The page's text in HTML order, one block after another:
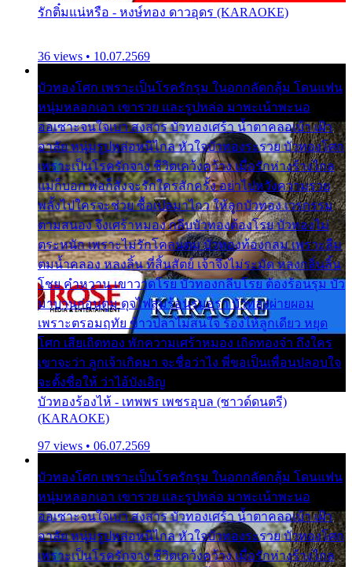
รักติ๋มแน่หรือ - หงษ์ทอง ดาวอุดร (KARAOKE)
36 views • 10.07.2569
บัวทองโศก เพราะเป็นโรครักรุม ในอกกลัดกลุ้ม โดนแฟน
หนุ่มหลอกเอา เขารวย และรูปหล่อ มาพะเน้าพะนอ
ออเซาะจนใจเบา สงสาร บัวทองเศร้า น้ำตาคลอเบ้า เฝ้า
อาลัย หนุ่มรูปหล่อหนีไกล หัวใจบัวทองระรวย บัวทองโศก
เพราะเป็นโรครักจาง ชีวิตเคว้งคว้าง เมื่อรักห่างร้างไกล
แม่ก็บอก พ่อก็สั่งจะรักใครสักครั้ง อย่าไปหวังความรวย
พลั้งไปใครจะช่วย ซื้อเปลมาไกว ให้ลูกบัวทอง เวรกรรม
ตามสนอง จึงเศร้าหมอง กลีบบัวทองต้องโรย บัวทองไม่
ตระหนัก เพราะไม่รักโคลนตม บัวทองท้องกลม เพราะลืม
ตมน้ำคลอง หลงลิ้น ที่สิ้นสัตย์ เจ้าจึงไม่ระมัด หลงกลิ่นลิ้น
โชย คำหวาน เขาวาดโรย บัวทองกลีบโรย ต้องร้อนรุม บัว
มาบานก่อนตูม ดุจไฟสุมร้อนรุมอุรา บัวทองผ่ายผอม
เพราะตรอมฤทัย ข้าวปลาไม่สนใจ ร้องไห้ลูกเดียว หยุด
โศก เสียเถิดทอง พักความเศร้าหมอง เถิดทองจ๋า ถึงใคร
เขาจะว่า ลูกเจ้าเกิดมา จะชื่อว่าไง พี่ขอเป็นเพื่อนปลอบใจ
จะตั้งชื่อให้ ว่าไอ้บังเอิญ
บัวทองร้องไห้ - เทพพร เพชรอุบล (ซาวด์ดนตรี)
(KARAOKE)
97 views • 06.07.2569
บัวทองโศก เพราะเป็นโรครักรุม ในอกกลัดกลุ้ม โดนแฟน
หนุ่มหลอกเอา เขารวย และรูปหล่อ มาพะเน้าพะนอ
ออเซาะจนใจเบา สงสาร บัวทองเศร้า น้ำตาคลอเบ้า เฝ้า
อาลัย หนุ่มรูปหล่อหนีไกล หัวใจบัวทองระรวย บัวทองโศก
เพราะเป็นโรครักจาง ชีวิตเคว้งคว้าง เมื่อรักห่างร้างไกล